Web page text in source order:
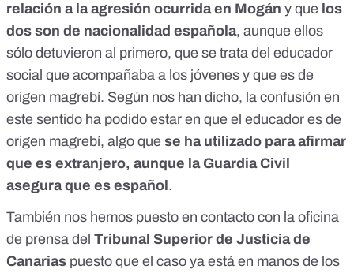
relación a la agresión ocurrida en Mogán y que los
dos son de nacionalidad española, aunque ellos
sólo detuvieron al primero, que se trata del educador
social que acompañaba a los jóvenes y que es de
origen magrebí. Según nos han dicho, la confusión en
este sentido ha podido estar en que el educador es de
origen magrebí, algo que se ha utilizado para afirmar
que es extranjero, aunque la Guardia Civil
asegura que es español .
También nos hemos puesto en contacto con la oficina
de prensa del Tribunal Superior de Justicia de
Canarias puesto que el caso ya está en manos de los